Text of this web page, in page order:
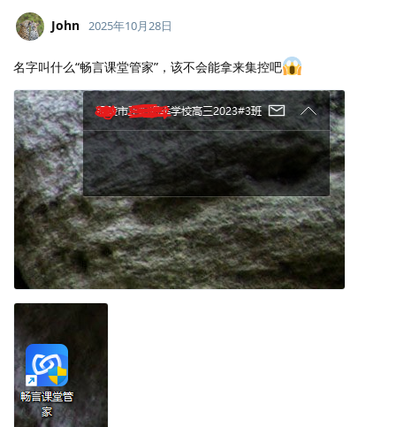
John 2025年10月28日
名字叫什么“畅言课堂管家”，该不会能拿来集控吧